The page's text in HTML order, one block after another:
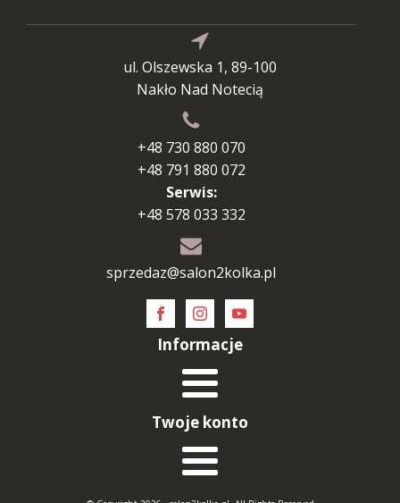
ul. Olszewska 1, 89-100
Nakło Nad Notecią
+48 730 880 070
+48 791 880 072
Serwis:
+48 578 033 332
sprzedaz@salon2kolka.pl
Informacje
Twoje konto